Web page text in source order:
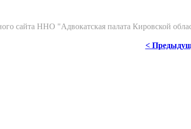
сайта ННО "Адвокатская палата Кировской
<